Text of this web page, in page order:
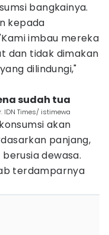
bangkainya.
kepada
imbau mereka
dan tidak dimakan
dilindungi,"
sudah tua
IDN Times/ istimewa
akan
panjang,
dewasa.
terdamparnya